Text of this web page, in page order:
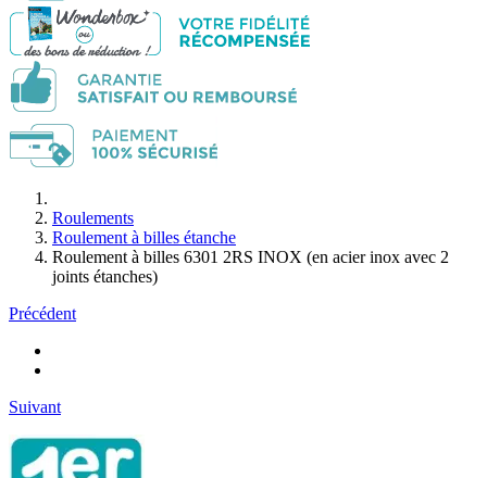
Roulements
Roulement à billes étanche
Roulement à billes 6301 2RS INOX (en acier inox avec 2
joints étanches)
Précédent
Suivant